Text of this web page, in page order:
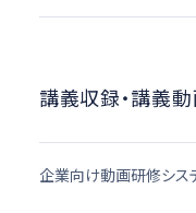
講義収録・講義
企業向け動画研修シス